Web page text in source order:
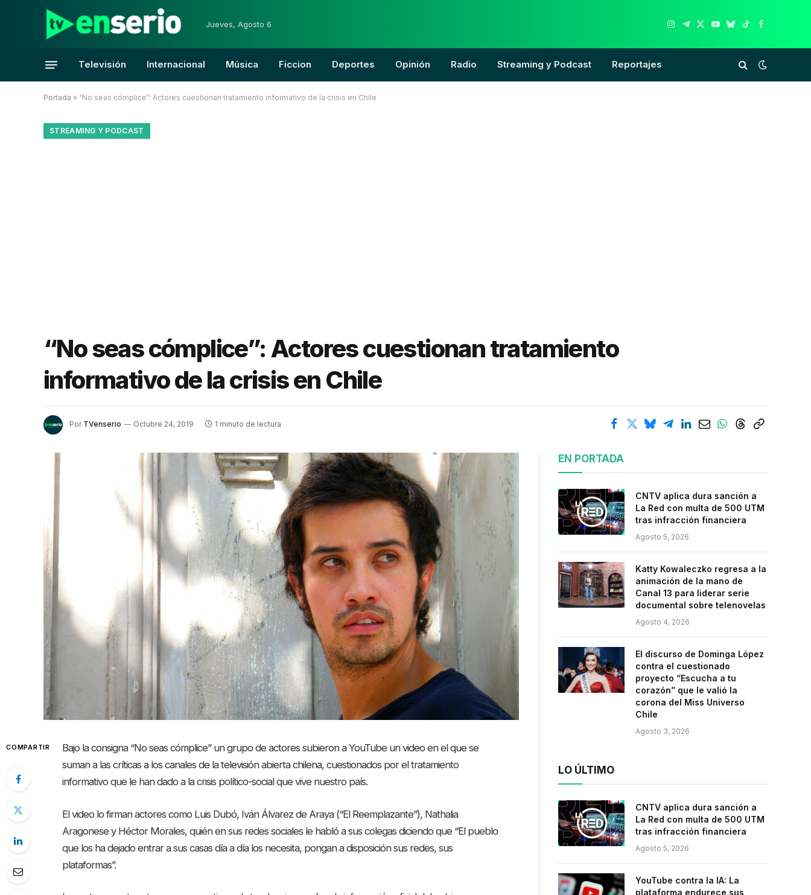
Jueves, Agosto 6
Instagram
Telegram
X
YouTube
Bluesky
TikTokFacebook
Televisión Internacional Música Ficcion Deportes Opinión Radio Streaming y Podcast Reportajes
Portada » “No seas cómplice”: Actores cuestionan tratamiento informativo de la crisis en Chile
STREAMING Y PODCAST
“No seas cómplice”: Actores cuestionan tratamiento
informativo de la crisis en Chile
Por TVenserio Octubre 24, 2019 1 minuto de lectura
COMPARTIR
Bajo la consigna “No seas cómplice” un grupo de actores subieron a YouTube un video en el que se
suman a las críticas a los canales de la televisión abierta chilena, cuestionados por el tratamiento
informativo que le han dado a la crisis político-social que vive nuestro país.
El video lo firman actores como Luis Dubó, Iván Álvarez de Araya (“El Reemplazante”), Nathalia
Aragonese y Héctor Morales, quién en sus redes sociales le habló a sus colegas diciendo que “El pueblo
que los ha dejado entrar a sus casas día a día los necesita, pongan a disposición sus redes, sus
plataformas”.
EN PORTADA
CNTV aplica dura sanción a
La Red con multa de 500 UTM
tras infracción financiera
Agosto 5, 2026
Katty Kowaleczko regresa a la
animación de la mano de
Canal 13 para liderar serie
documental sobre telenovelas
Agosto 4, 2026
El discurso de Dominga López
contra el cuestionado
proyecto “Escucha a tu
corazón” que le valió la
corona del Miss Universo
Chile
Agosto 3, 2026
LO ÚLTIMO
CNTV aplica dura sanción a
La Red con multa de 500 UTM
tras infracción financiera
Agosto 5, 2026
YouTube contra la IA: La
plataforma endurece sus